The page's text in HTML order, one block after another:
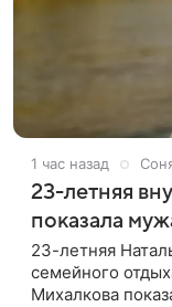
1 час назад
23-летняя
показала
23-летняя
семейного
Михалкова